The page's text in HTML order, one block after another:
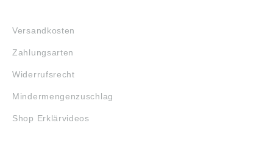
Versandkosten
Zahlungsarten
Widerrufsrecht
Mindermengenzuschlag
Shop Erklärvideos